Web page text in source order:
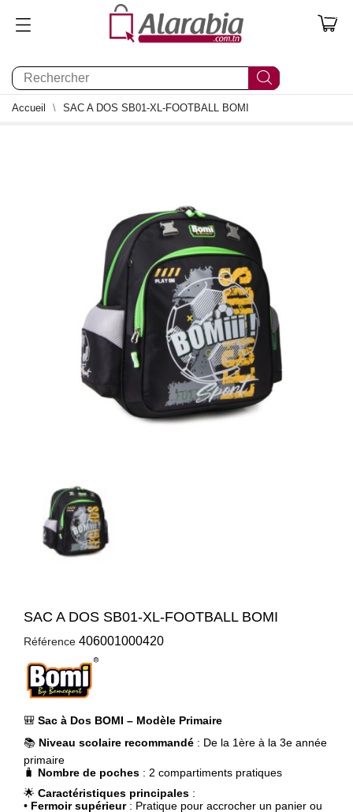
0
Accueil SAC A DOS SB01-XL-FOOTBALL BOMI
SAC A DOS SB01-XL-FOOTBALL BOMI
Référence 406001000420
🎒 Sac à Dos BOMI – Modèle Primaire
📚 Niveau scolaire recommandé : De la 1ère à la 3e année
primaire
🧳 Nombre de poches : 2 compartiments pratiques
🌟 Caractéristiques principales :
• Fermoir supérieur: Pratique pour accrocher un panier ou